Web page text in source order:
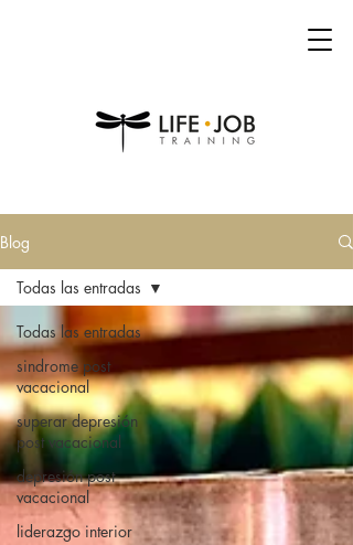
Blog
Todas las entradas
sindrome post
vacacional
superar depresión
post vacacional
depresión post
vacacional
liderazgo interior
Todas las entradas